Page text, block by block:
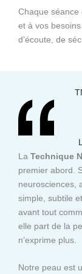
Chaque séance
et à vos
d’écoute, de
La Technique
premier abord.
neurosciences,
simple, subtile
avant tout
elle part de la
n’exprime plus.
Notre peau est